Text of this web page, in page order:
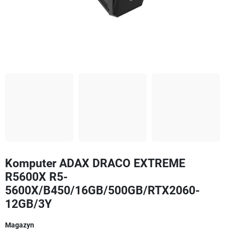
Komputer ADAX DRACO EXTREME
R5600X R5-
5600X/B450/16GB/500GB/RTX2060-
12GB/3Y
Magazyn